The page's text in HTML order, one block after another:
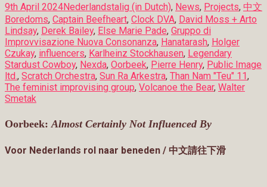
9th April 2024Nederlandstalig (in Dutch), News, Projects, 中文
Boredoms, Captain Beefheart, Clock DVA, David Moss + Arto
Lindsay, Derek Bailey, Else Marie Pade, Gruppo di
Improvvisazione Nuova Consonanza, Hanatarash, Holger
Czukay, influencers, Karlheinz Stockhausen, Legendary
Stardust Cowboy, Nexda, Oorbeek, Pierre Henry, Public Image
ltd., Scratch Orchestra, Sun Ra Arkestra, Than Nam "Teu" 11,
The feminist improvising group, Volcanoe the Bear, Walter
Smetak
Oorbeek:Almost Certainly Not Influenced By
Voor Nederlands rol naar beneden / 中文請往下滑